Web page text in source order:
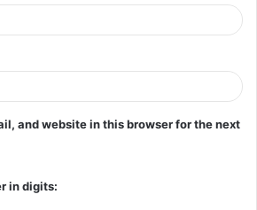
and website in this browser for the next
in digits: